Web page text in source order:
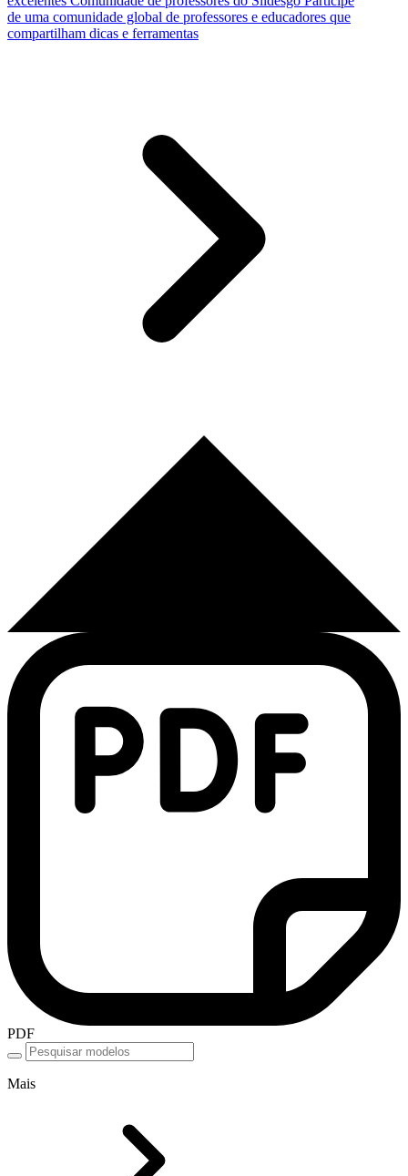
de uma comunidade global de professores e educadores que
compartilham dicas e ferramentas
PDF
Mais